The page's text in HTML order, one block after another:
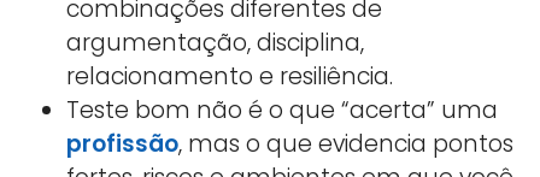
combinações diferentes de
argumentação, disciplina,
relacionamento e resiliência.
Teste bom não é o que “acerta” uma
profissão, mas o que evidencia pontos